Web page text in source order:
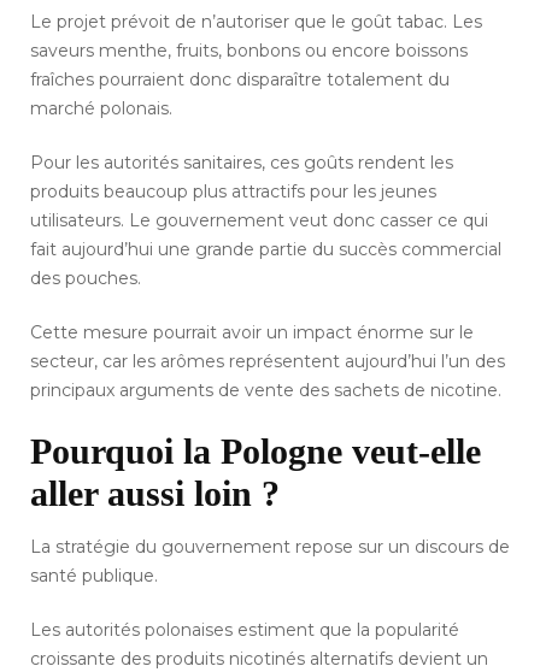
Le projet prévoit de n’autoriser que le goût tabac. Les
saveurs menthe, fruits, bonbons ou encore boissons
fraîches pourraient donc disparaître totalement du
marché polonais.
Pour les autorités sanitaires, ces goûts rendent les
produits beaucoup plus attractifs pour les jeunes
utilisateurs. Le gouvernement veut donc casser ce qui
fait aujourd’hui une grande partie du succès commercial
des pouches.
Cette mesure pourrait avoir un impact énorme sur le
secteur, car les arômes représentent aujourd’hui l’un des
principaux arguments de vente des sachets de nicotine.
Pourquoi la Pologne veut-elle
aller aussi loin ?
La stratégie du gouvernement repose sur un discours de
santé publique.
Les autorités polonaises estiment que la popularité
croissante des produits nicotinés alternatifs devient un